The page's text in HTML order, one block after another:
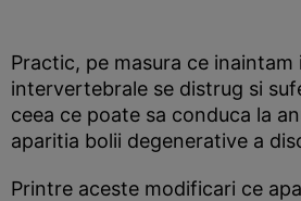
Practic, pe masura ce
intervertebrale se distrug si
ceea ce poate sa conduca la
aparitia bolii degenerative a
Printre aceste modificari ce